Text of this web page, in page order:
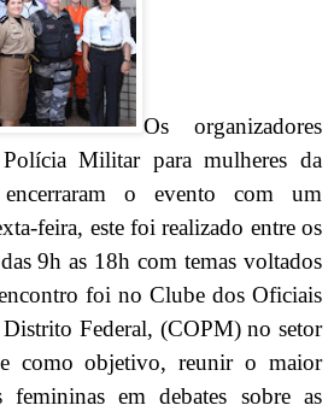
Os organizadores
Militar para mulheres da
encerraram o evento com um
feira, este foi realizado entre os
9h as 18h com temas voltados
foi no Clube dos Oficiais
Federal, (COPM) no setor
como objetivo, reunir o maior
em debates sobre as